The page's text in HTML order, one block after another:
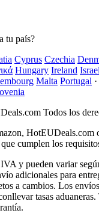
tu país?
Cyprus Czechia
Hungary Ireland Israel
Malta Portugal ·
Todos los
HotEUDeals.com
cumplen los
y pueden variar
adicionales para
a cambios. Los
tasas